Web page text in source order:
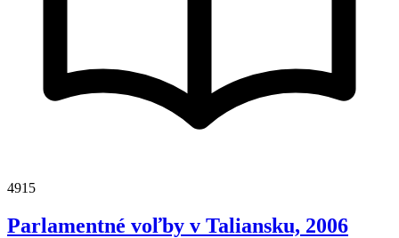
4915
Parlamentné voľby v Taliansku, 2006